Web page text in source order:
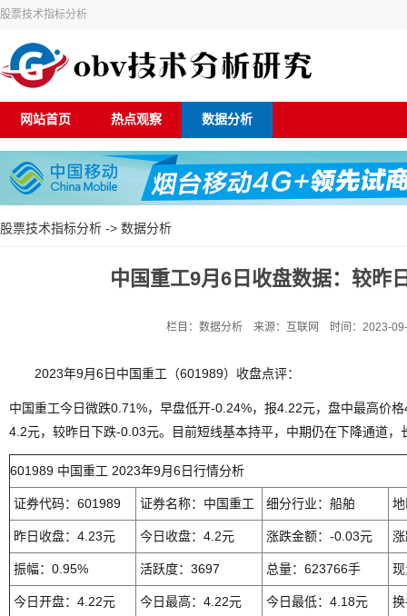
股票技术指标分析
网站首页 热点观察 数据分析
股票技术指标分析 -> 数据分析
中国重工9月6日收盘数据：较昨
栏目：数据分析 来源：互联网 时间：2023-
2023年9月6日中国重工（601989）收盘点评：
中国重工今日微跌0.71%，早盘低开-0.24%，报4.22元，盘中最高价
4.2元，较昨日下跌-0.03元。目前短线基本持平，中期仍在下降通道，
601989 中国重工 2023年9月6日行情分析
证券代码：601989 证券名称：中国重工 细分行业：船舶
昨日收盘：4.23元 今日收盘：4.2元 涨跌金额：-0.03元
振幅：0.95% 活跃度：3697 总量：623766手
今日开盘：4.22元 今日最高：4.22元 今日最低：4.18元